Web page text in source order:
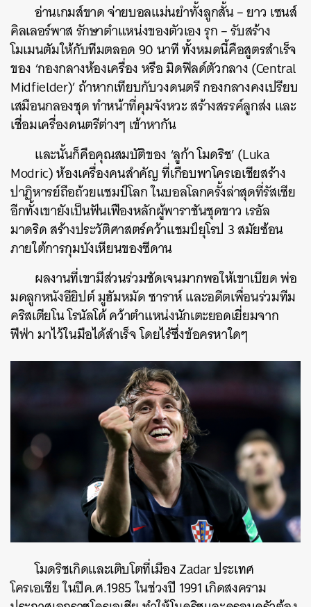
อ่านเกมส์ขาด จ่ายบอลแม่นยำทั้งลูกสั้น – ยาว เซนส์
คิลเลอร์พาส รักษาตำแหน่งของตัวเอง รุก – รับสร้าง
โมเมนตัมให้กับทีมตลอด 90 นาที ทั้งหมดนี้คือสูตรสำเร็จ
ของ ‘กองกลางห้องเครื่อง หรือ มิดฟิลด์ตัวกลาง (Central
Midfielder)’ ถ้าหากเทียบกับวงดนตรี กองกลางคงเปรียบ
เสมือนกลองชุด ทำหน้าที่คุมจังหวะ สร้างสรรค์ลูกส่ง และ
เชื่อมเครื่องดนตรีต่างๆ เข้าหากัน
และนั้นก็คือคุณสมบัติของ ‘ลูก้า โมดริช’ (Luka
Modric) ห้องเครื่องคนสำคัญ ที่เกือบพาโครเอเชียสร้าง
ปาฏิหารย์ถือถ้วยแชมป์โลก ในบอลโลกครั้งล่าสุดที่รัสเซีย
อีกทั้งเขายังเป็นฟันเฟืองหลักผู้พาราชันชุดขาว เรอัล
มาดริด สร้างประวัติศาสตร์คว้าแชมป์ยุโรป 3 สมัยซ้อน
ภายใต้การกุมบังเหียนของซีดาน
ผลงานที่เขามีส่วนร่วมชัดเจนมากพอให้เขาเบียด พ่อ
มดลูกหนังอียิปต์ มูฮัมหมัด ซาราห์ และอดีตเพื่อนร่วมทีม
คริสเตียโน โรนัลโด้ คว้าตำแหน่งนักเตะยอดเยี่ยมจาก
ฟีฟ่า มาไว้ในมือได้สำเร็จ โดยไร้ซึ่งข้อครหาใดๆ
โมดริชเกิดและเติบโตที่เมือง Zadar ประเทศ
โครเอเชีย ในปีค.ศ.1985 ในช่วงปี 1991 เกิดสงคราม